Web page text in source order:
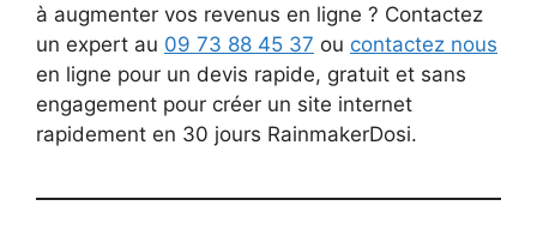
à augmenter vos revenus en ligne ? Contactez
un expert au 09 73 88 45 37 ou contactez nous
en ligne pour un devis rapide, gratuit et sans
engagement pour créer un site internet
rapidement en 30 jours RainmakerDosi.